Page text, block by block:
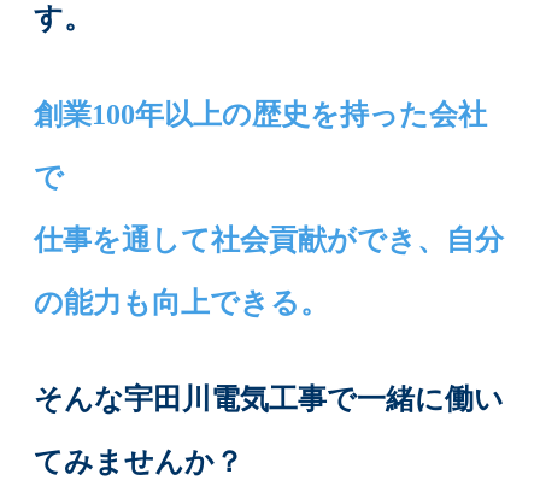
す。
創業100年以上の歴史を持った会社
で
仕事を通して社会貢献ができ、自分
の能力も向上できる。
そんな宇田川電気工事で一緒に働い
てみませんか？